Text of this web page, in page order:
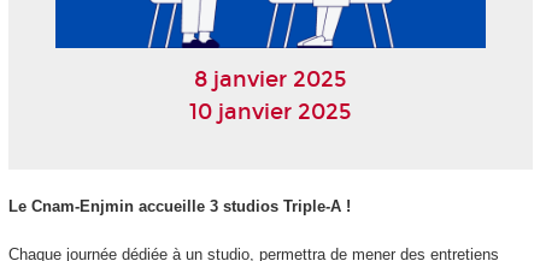
8 janvier 2025
10 janvier 2025
Le Cnam-Enjmin accueille 3 studios Triple-A !
Chaque journée dédiée à un studio, permettra de mener des entretiens